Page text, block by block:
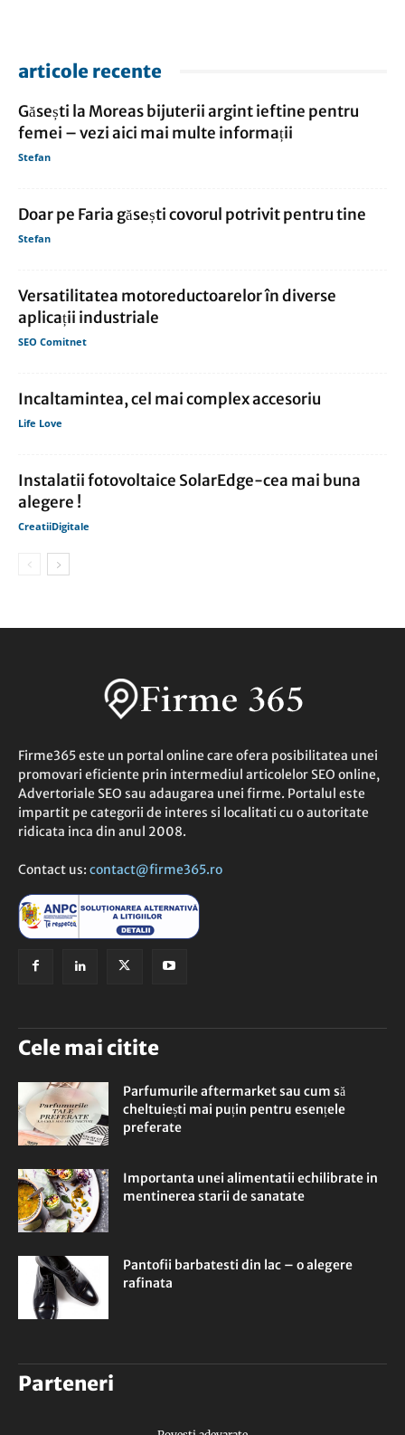
articole recente
Găsești la Moreas bijuterii argint ieftine pentru
femei – vezi aici mai multe informații
Stefan
Doar pe Faria găsești covorul potrivit pentru tine
Stefan
Versatilitatea motoreductoarelor în diverse
aplicații industriale
SEO Comitnet
Incaltamintea, cel mai complex accesoriu
Life Love
Instalatii fotovoltaice SolarEdge-cea mai buna
alegere !
CreatiiDigitale
Firme365 este un portal online care ofera posibilitatea unei
promovari eficiente prin intermediul articolelor SEO online,
Advertoriale SEO sau adaugarea unei firme. Portalul este
impartit pe categorii de interes si localitati cu o autoritate
ridicata inca din anul 2008.
Contact us: contact@firme365.ro
Cele mai citite
Parfumurile aftermarket sau cum să
cheltuiești mai puțin pentru esențele
preferate
Importanta unei alimentatii echilibrate in
mentinerea starii de sanatate
Pantofii barbatesti din lac – o alegere
rafinata
Parteneri